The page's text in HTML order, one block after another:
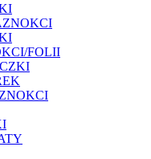
FOLII